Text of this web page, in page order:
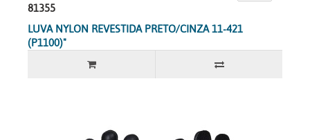
81355
LUVA NYLON REVESTIDA PRETO/CINZA 11-421
(P1100)"